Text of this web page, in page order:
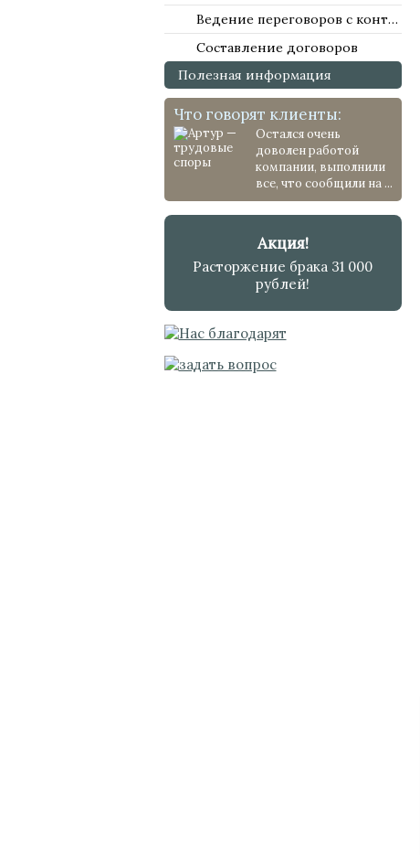
Ведение переговоров с контрагентами
Составление договоров
Полезная информация
Что говорят клиенты:
Остался очень
доволен работой
компании, выполнили
все, что сообщили на ...
Акция!
Расторжение брака 31 000
рублей!